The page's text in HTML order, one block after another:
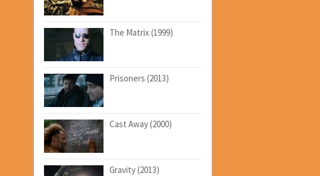
The Matrix (1999)
Prisoners (2013)
Cast Away (2000)
Gravity (2013)